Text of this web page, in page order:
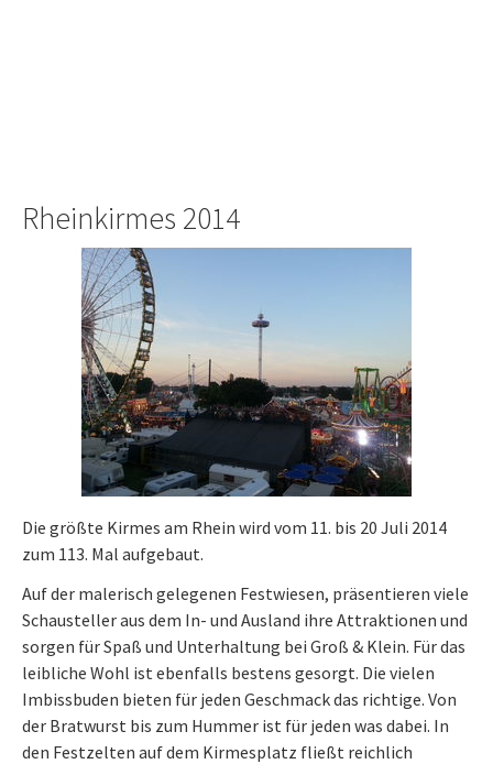
Rheinkirmes 2014
Die größte Kirmes am Rhein wird vom 11. bis 20 Juli 2014
zum 113. Mal aufgebaut.
Auf der malerisch gelegenen Festwiesen, präsentieren viele
Schausteller aus dem In- und Ausland ihre Attraktionen und
sorgen für Spaß und Unterhaltung bei Groß & Klein. Für das
leibliche Wohl ist ebenfalls bestens gesorgt. Die vielen
Imbissbuden bieten für jeden Geschmack das richtige. Von
der Bratwurst bis zum Hummer ist für jeden was dabei. In
den Festzelten auf dem Kirmesplatz fließt reichlich